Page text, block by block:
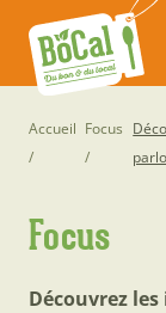
contenu
principal
Fil
d'Ariane
Accueil Focus
Focus
Découvrez